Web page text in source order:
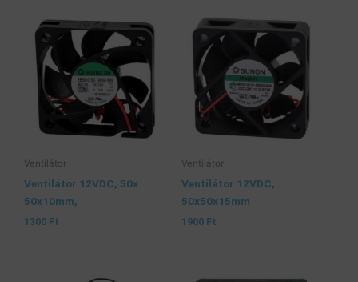
Ventilátor
Ventilátor 12VDC, 50x
50x10mm,
1300 Ft
Ventilátor
Ventilátor 12VDC,
50x50x15mm
1900 Ft